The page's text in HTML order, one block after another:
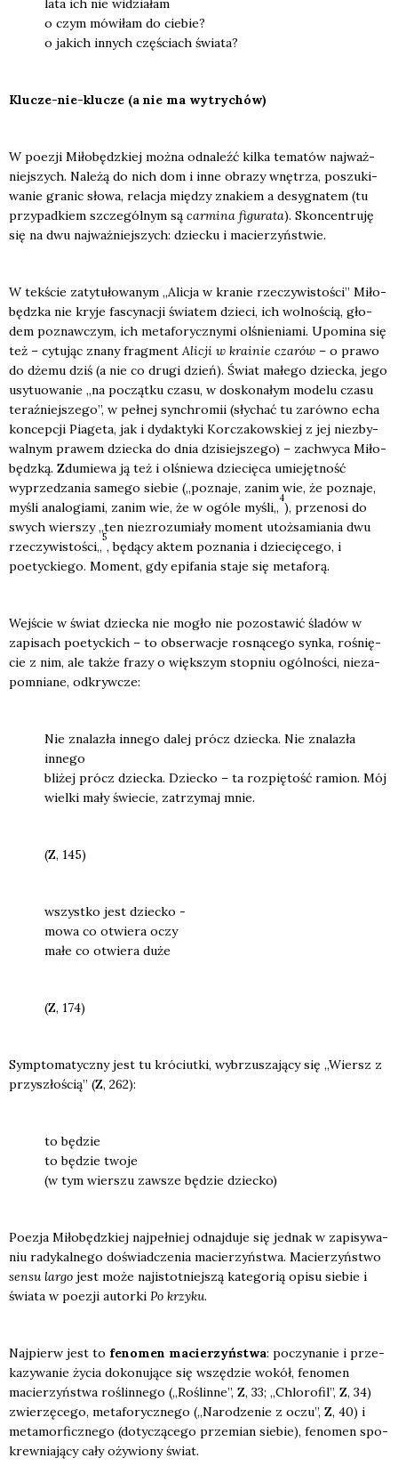
o czym mówi­łam do cie­bie?
o jakich innych czę­ściach świa­ta?
Klu­cze-nie-klu­cze (a nie ma wytry­chów)
W poezji Miło­będz­kiej moż­na odna­leźć kil­ka tema­tów naj­waż­
niej­szych. Nale­żą do nich dom i inne obra­zy wnę­trza, poszu­ki­
wa­nie gra­nic sło­wa, rela­cja mię­dzy zna­kiem a desy­gna­tem (tu
przy­pad­kiem szcze­gól­nym są car­mi­na figu­ra­ta). Skon­cen­tru­ję
się na dwu naj­waż­niej­szych: dziec­ku i macie­rzyń­stwie.
W tek­ście zaty­tu­ło­wa­nym „Ali­cja w kra­nie rze­czy­wi­sto­ści” Miło­
będz­ka nie kry­je fascy­na­cji świa­tem dzie­ci, ich wol­no­ścią, gło­
dem poznaw­czym, ich meta­fo­rycz­ny­mi olśnie­nia­mi. Upo­mi­na się
też – cytu­jąc zna­ny frag­ment Ali­cji w kra­inie cza­rów – o pra­wo
do dże­mu dziś (a nie co dru­gi dzień). Świat małe­go dziec­ka, jego
usy­tu­owa­nie „na począt­ku cza­su, w dosko­na­łym mode­lu cza­su
teraź­niej­sze­go”, w peł­nej syn­chro­mii (sły­chać tu zarów­no echa
kon­cep­cji Pia­ge­ta, jak i dydak­ty­ki Kor­cza­kow­skiej z jej nie­zby­
wal­nym pra­wem dziec­ka do dnia dzi­siej­sze­go) – zachwy­ca Miło­
będz­ką. Zdu­mie­wa ją też i olśnie­wa dzie­cię­ca umie­jęt­ność
wyprze­dza­nia same­go sie­bie („pozna­je, zanim wie, że pozna­je,
myśli ana­lo­gia­mi, zanim wie, że w ogó­le myśli„
4
), prze­no­si do
swych wier­szy „ten nie­zro­zu­mia­ły moment utoż­sa­mia­nia dwu
rze­czy­wi­sto­ści„
5
, będą­cy aktem pozna­nia i dzie­cię­ce­go, i
poetyc­kie­go. Moment, gdy epi­fa­nia sta­je się meta­fo­rą.
Wej­ście w świat dziec­ka nie mogło nie pozo­sta­wić śla­dów w
zapi­sach poetyc­kich – to obser­wa­cje rosną­ce­go syn­ka, rośnię­
cie z nim, ale tak­że fra­zy o więk­szym stop­niu ogól­no­ści, nie­za­
po­mnia­ne, odkryw­cze:
Nie zna­la­zła inne­go dalej prócz dziec­ka. Nie zna­la­zła
inne­go
bli­żej prócz dziec­ka. Dziec­ko – ta roz­pię­tość ramion. Mój
wiel­ki mały świe­cie, zatrzy­maj mnie.
(Z, 145)
wszyst­ko jest dziec­ko -
mowa co otwie­ra oczy
małe co otwie­ra duże
(Z, 174)
Symp­to­ma­tycz­ny jest tu kró­ciut­ki, wybrzu­sza­ją­cy się „Wiersz z
przy­szło­ścią” (Z, 262):
to będzie
to będzie two­je
(w tym wier­szu zawsze będzie dziec­ko)
Poezja Miło­będz­kiej naj­peł­niej odnaj­du­je się jed­nak w zapi­sy­wa­
niu rady­kal­ne­go doświad­cze­nia macie­rzyń­stwa. Macie­rzyń­stwo
sen­su lar­go jest może naj­istot­niej­szą kate­go­rią opi­su sie­bie i
świa­ta w poezji autor­ki Po krzy­ku.
Naj­pierw jest to feno­men macie­rzyń­stwa: poczy­na­nie i prze­
ka­zy­wa­nie życia doko­nu­ją­ce się wszę­dzie wokół, feno­men
macie­rzyń­stwa roślin­ne­go („Roślin­ne”, Z, 33; „Chlo­ro­fil”, Z, 34)
zwie­rzę­ce­go, meta­fo­rycz­ne­go („Naro­dze­nie z oczu”, Z, 40) i
meta­mor­ficz­ne­go (doty­czą­ce­go prze­mian sie­bie), feno­men spo­
krew­nia­ją­cy cały oży­wio­ny świat.